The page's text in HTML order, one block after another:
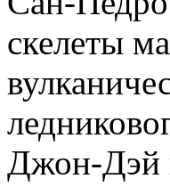
скелеты
Джон-Дэй